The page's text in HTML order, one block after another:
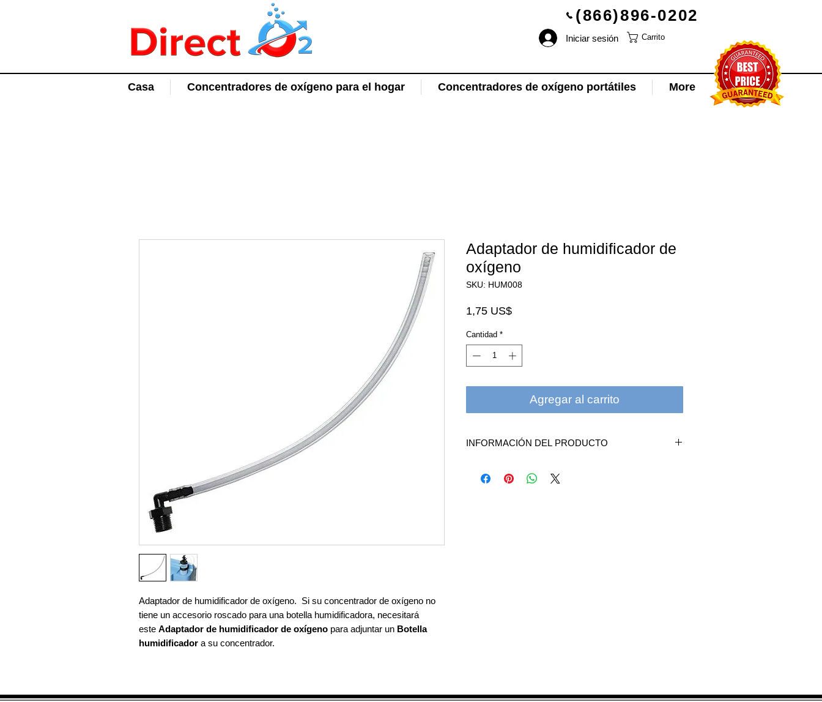
Iniciar sesión Carrito
(866)896-0202
Casa Concentradores de oxígeno para el hogar Concentradores de oxígeno portátiles More
Adaptador de humidificador de oxígeno. Si su concentrador de oxígeno no
tiene un accesorio roscado para una botella humidificadora, necesitará
este Adaptador de humidificador de oxígeno para adjuntar un Botella
humidificador a su concentrador.
Adaptador de humidificador de
oxígeno
SKU: HUM008
1,75 US$Precio
Cantidad *
Agregar al carrito
INFORMACIÓN DEL PRODUCTO
en un extremo que se conecta a las botellas de